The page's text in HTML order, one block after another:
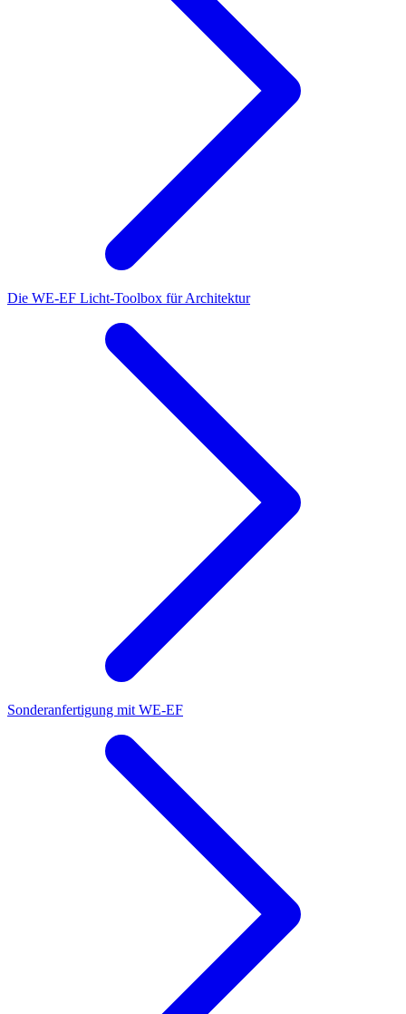
Die WE-EF Licht-Toolbox für Architektur
Sonderanfertigung mit WE-EF